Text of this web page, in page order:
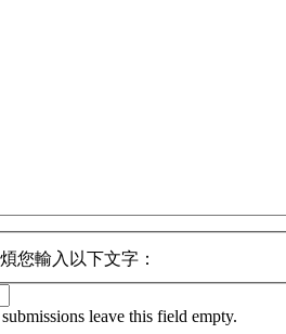
您輸入以下文字：
leave this field empty.